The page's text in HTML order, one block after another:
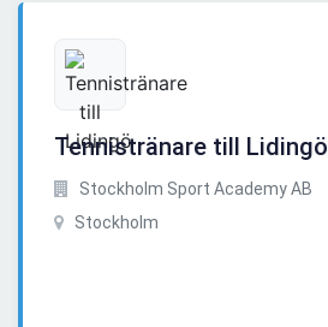
Tennistränare till Lidingö
Stockholm Sport Academy AB
Stockholm